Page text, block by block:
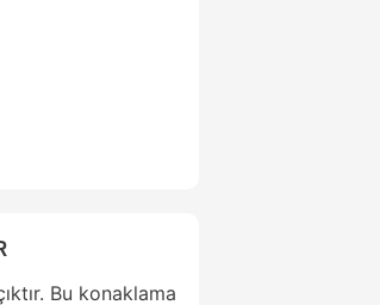
Bu konaklama